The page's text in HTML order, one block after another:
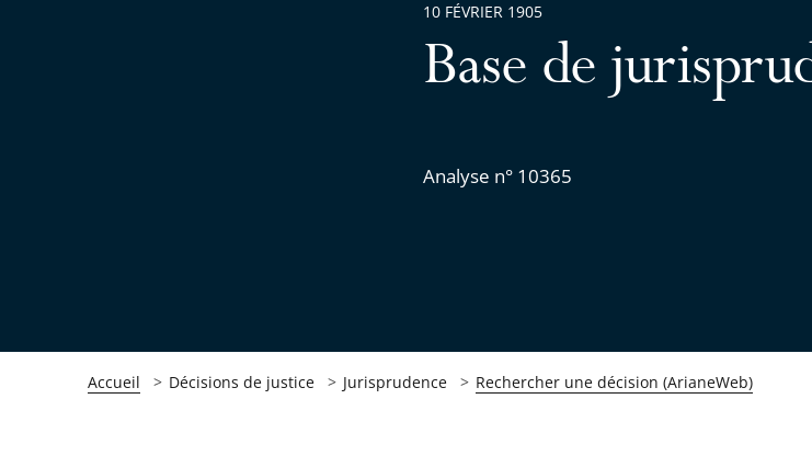
Base de
Analyse n° 10365
10 FÉVRIER 1905
Accueil Décisions de justice Jurisprudence Rechercher une décision (ArianeWeb)